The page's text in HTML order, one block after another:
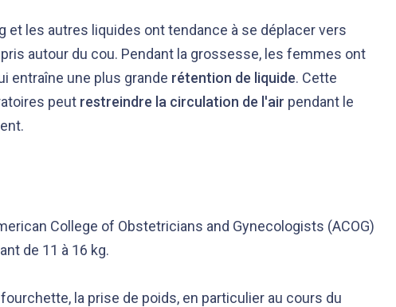
et les autres liquides ont tendance à se déplacer vers
autour du cou. Pendant la grossesse, les femmes ont
entraîne une plus grande rétention de liquide. Cette
peut restreindre la circulation de l'air pendant le
College of Obstetricians and Gynecologists (ACOG)
de 11 à 16 kg.
la prise de poids, en particulier au cours du